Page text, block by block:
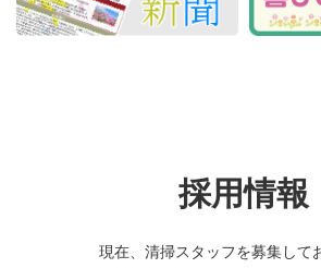
採用情報
現在、清掃スタッフを募集して